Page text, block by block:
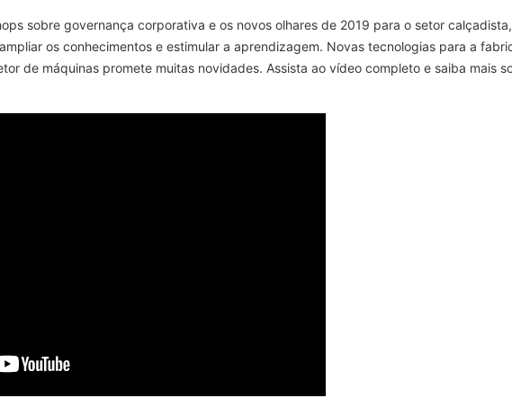
sobre governança corporativa e os novos olhares de 2019 para o setor
os conhecimentos e estimular a aprendizagem. Novas tecnologias para a
de máquinas promete muitas novidades. Assista ao vídeo completo e saiba mais